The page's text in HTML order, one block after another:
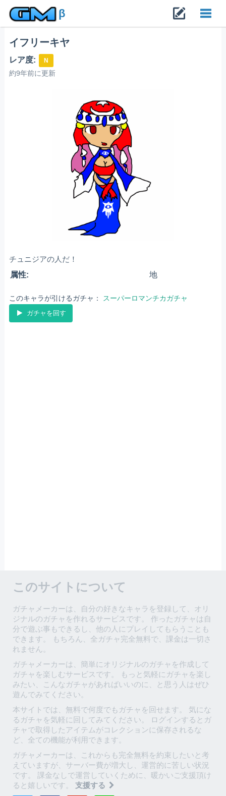
β
イフリーキヤ
レア度: N
約9年前に更新
チュニジアの人だ！
属性:
地
このキャラが引けるガチャ： スーパーロマンチカガチャ
ガチャを回す
このサイトについて
ガチャメーカーは、自分の好きなキャラを登録して、オリ
ジナルのガチャを作れるサービスです。 作ったガチャは自
分で遊ぶ事もできるし、他の人にプレイしてもらうことも
できます。 もちろん、全ガチャ完全無料で、課金は一切さ
れません。
ガチャメーカーは、簡単にオリジナルのガチャを作成して
ガチャを楽しむサービスです。 もっと気軽にガチャを楽し
みたい、こんなガチャがあればいいのに、と思う人はぜひ
遊んでみてください。
本サイトでは、無料で何度でもガチャを回せます。 気にな
るガチャを気軽に回してみてください。 ログインするとガ
チャで取得したアイテムがコレクションに保存されるな
ど、全ての機能が利用できます。
ガチャメーカーは、これからも完全無料を約束したいと考
えていますが、サーバー費が増大し、運営的に苦しい状況
です。 課金なしで運営していくために、暖かいご支援頂け
ると嬉しいです。 支援する